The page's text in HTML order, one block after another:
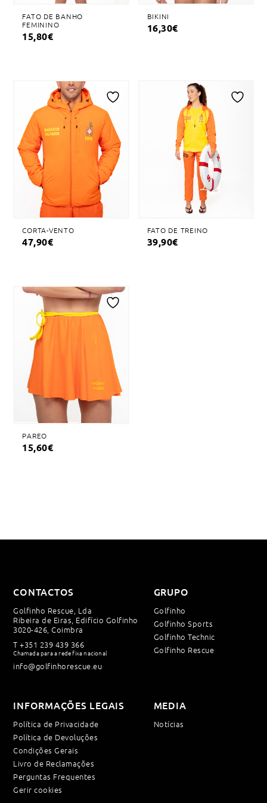
FATO DE BANHO
FEMININO
15,80€
BIKINI
16,30€
Adicionar
à
lista
de
desejos
CORTA-VENTO
47,90€
FATO DE TREINO
39,90€
à
lista
de
desejos
PAREO
15,60€
CONTACTOS
Golfinho Rescue, Lda
Ribeira de Eiras, Edifício Golfinho
3020-426, Coimbra
T+351 239 439 366
Chamada para a rede fixa nacional
info@golfinhorescue.eu
GRUPO
Golfinho
Golfinho Sports
Golfinho Technic
Golfinho Rescue
INFORMAÇÕES LEGAIS
Política de Privacidade
Política de Devoluções
Condições Gerais
Livro de Reclamações
Perguntas Frequentes
Gerir cookies
MEDIA
Notícias